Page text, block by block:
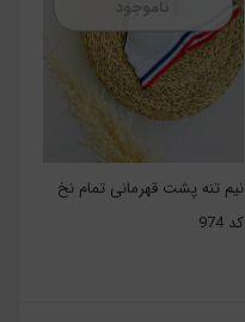
نیم تنه پشت قهرمانی تمام نخ
کد 974
ناموجود